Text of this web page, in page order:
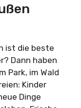
ist die beste
Dann haben
Park, im Wald
Kinder
Dinge